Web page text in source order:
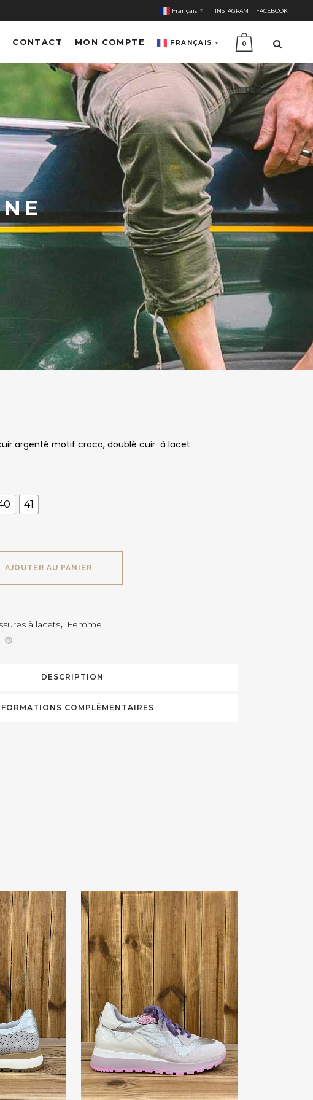
Français ▼ INSTAGRAM FACEBOOK
0
CONTACT MON COMPTE FRANÇAIS ▼
argenté motif croco, doublé cuir à lacet.
41
AJOUTER AU PANIER
à lacets, Femme
DESCRIPTION
COMPLÉMENTAIRES